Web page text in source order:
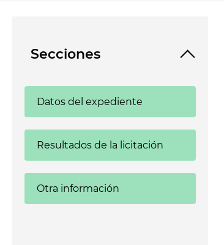
Secciones
Datos del expediente
Resultados de la licitación
Otra información